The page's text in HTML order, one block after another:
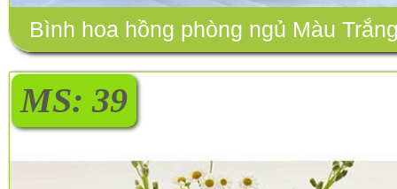
Bình hoa hồng phòng ngủ Màu
MS: 39